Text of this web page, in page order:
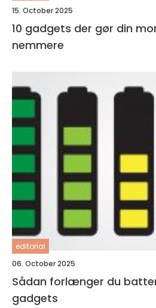
15. October 2025
10 gadgets der gør din
nemmere
editorial
06. October 2025
Sådan forlænger du
gadgets